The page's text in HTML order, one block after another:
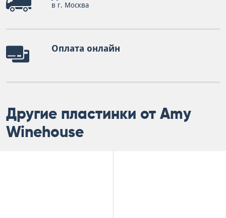
в г. Москва
Оплата онлайн
Другие пластинки от Amy
Winehouse